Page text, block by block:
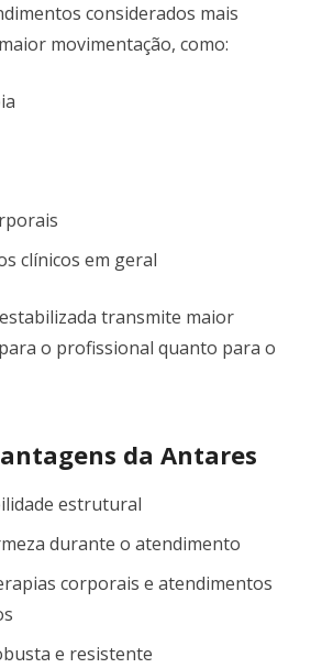
considerados mais
movimentação, como:
clínicos em geral
transmite maior
o profissional quanto para o
da Antares
estrutural
durante o atendimento
corporais e atendimentos
e resistente